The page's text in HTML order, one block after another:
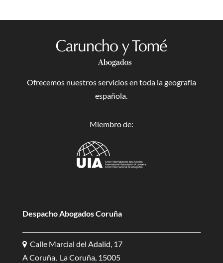
Ofrecemos nuestros servicios en toda la geografía
española.
Miembro de:
Despacho Abogados Coruña
Calle Marcial del Adalid, 17
A Coruña, La Coruña, 15005